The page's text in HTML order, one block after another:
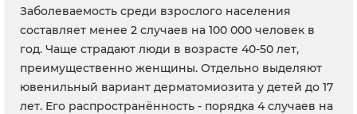
Заболеваемость среди взрослого населения
составляет менее 2 случаев на 100 000 человек в
год. Чаще страдают люди в возрасте 40-50 лет,
преимущественно женщины. Отдельно выделяют
ювенильный вариант дерматомиозита у детей до 17
лет. Его распространённость - порядка 4 случаев на